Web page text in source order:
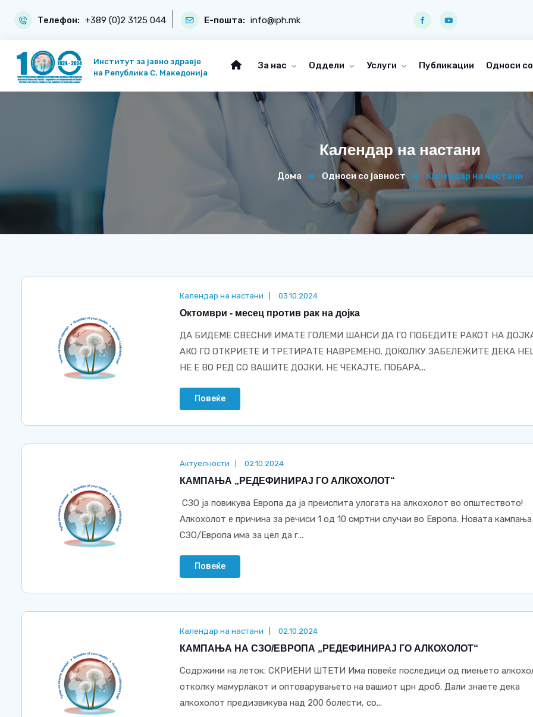
Телефон: +389 (0)2 3125 044 Е-пошта: info@iph.mk
Институт за јавно здравје
на Република С. Македонија
За нас Оддели Услуги Публикации Односи
Календар на настани
Дома Односи со јавност Календар на настани
Календар на настани 03.10.2024
Октомври - месец против рак на дојка
ДА БИДЕМЕ СВЕСНИ! ИМАТЕ ГОЛЕМИ ШАНСИ ДА ГО ПОБЕДИТЕ РАКОТ НА
АКО ГО ОТКРИЕТЕ И ТРЕТИРАТЕ НАВРЕМЕНО. ДОКОЛКУ ЗАБЕЛЕЖИТЕ ДЕКА
НЕ Е ВО РЕД СО ВАШИТЕ ДОЈКИ, НЕ ЧЕКАЈТЕ. ПОБАРА...
Повеќе
Актуелности 02.10.2024
КАМПАЊА „РЕДЕФИНИРАЈ ГО АЛКОХОЛОТ“
СЗО ја повикува Европа да ја преиспита улогата на алкохолот во општеството!
Алкохолот е причина за речиси 1 од 10 смртни случаи во Европа. Новата
СЗО/Европа има за цел да г...
Повеќе
Календар на настани 02.10.2024
КАМПАЊА НА СЗО/ЕВРОПА „РЕДЕФИНИРАЈ ГО АЛКОХОЛОТ“
Содржини на леток: СКРИЕНИ ШТЕТИ Има повеќе последици од пиењето
отколку мамурлакот и оптоварувањето на вашиот црн дроб. Дали знаете дека
алкохолот предизвикува над 200 болести, со...